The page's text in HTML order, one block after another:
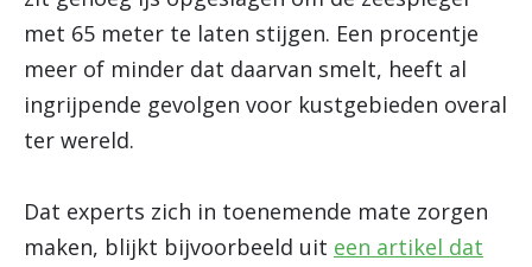
met 65 meter te laten stijgen. Een procentje
meer of minder dat daarvan smelt, heeft al
ingrijpende gevolgen voor kustgebieden overal
ter wereld.
Dat experts zich in toenemende mate zorgen
maken, blijkt bijvoorbeeld uit een artikel dat